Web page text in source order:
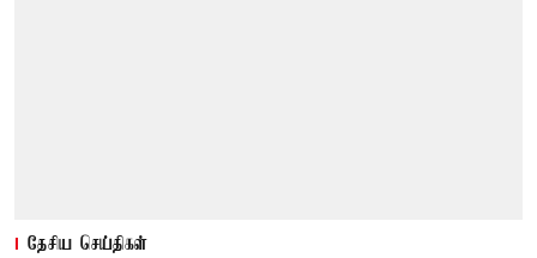
தேசிய செய்திகள்